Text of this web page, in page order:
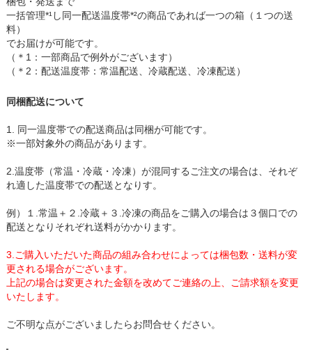
一括管理*¹し同一配送温度帯*²の商品であれば一つの箱（１つの送
料）
でお届けが可能です。
（＊1：一部商品で例外がございます）
（＊2：配送温度帯：常温配送、冷蔵配送、冷凍配送）
同梱配送について
1. 同一温度帯での配送商品は同梱が可能です。
※一部対象外の商品があります。
2.温度帯（常温・冷蔵・冷凍）が混同するご注文の場合は、それぞ
れ適した温度帯での配送となりす。
例）１.常温＋２.冷蔵＋３.冷凍の商品をご購入の場合は３個口での
配送となりそれぞれ送料がかかります。
3.ご購入いただいた商品の組み合わせによっては梱包数・送料が変
更される場合がございます。
上記の場合は変更された金額を改めてご連絡の上、ご請求額を変更
いたします。
ご不明な点がございましたらお問合せください。